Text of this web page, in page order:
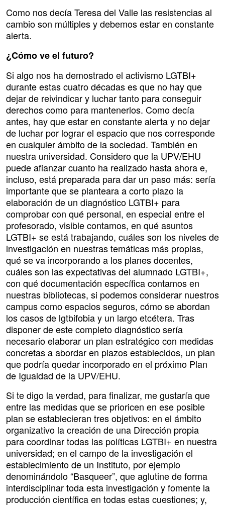
Como nos decía Teresa del Valle las resistencias al
cambio son múltiples y debemos estar en constante
alerta.
¿Cómo ve el futuro?
Si algo nos ha demostrado el activismo LGTBI+
durante estas cuatro décadas es que no hay que
dejar de reivindicar y luchar tanto para conseguir
derechos como para mantenerlos. Como decía
antes, hay que estar en constante alerta y no dejar
de luchar por lograr el espacio que nos corresponde
en cualquier ámbito de la sociedad. También en
nuestra universidad. Considero que la UPV/EHU
puede afianzar cuanto ha realizado hasta ahora e,
incluso, está preparada para dar un paso más: sería
importante que se planteara a corto plazo la
elaboración de un diagnóstico LGTBI+ para
comprobar con qué personal, en especial entre el
profesorado, visible contamos, en qué asuntos
LGTBI+ se está trabajando, cuáles son los niveles de
investigación en nuestras temáticas más propias,
qué se va incorporando a los planes docentes,
cuáles son las expectativas del alumnado LGTBI+,
con qué documentación específica contamos en
nuestras bibliotecas, si podemos considerar nuestros
campus como espacios seguros, cómo se abordan
los casos de lgtbifobia y un largo etcétera. Tras
disponer de este completo diagnóstico sería
necesario elaborar un plan estratégico con medidas
concretas a abordar en plazos establecidos, un plan
que podría quedar incorporado en el próximo Plan
de Igualdad de la UPV/EHU.
Si te digo la verdad, para finalizar, me gustaría que
entre las medidas que se prioricen en ese posible
plan se establecieran tres objetivos: en el ámbito
organizativo la creación de una Dirección propia
para coordinar todas las políticas LGTBI+ en nuestra
universidad; en el campo de la investigación el
establecimiento de un Instituto, por ejemplo
denominándolo “Basqueer”, que aglutine de forma
interdisciplinar toda esta investigación y fomente la
producción científica en todas estas cuestiones; y,